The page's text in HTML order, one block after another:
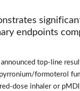
endpoints
top-line
formoterol
dose inhaler or